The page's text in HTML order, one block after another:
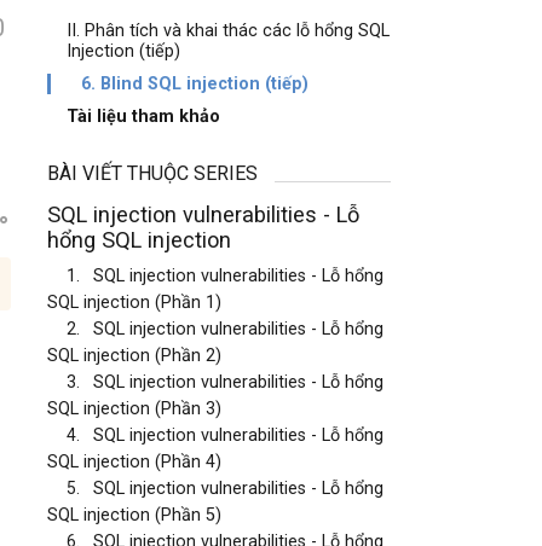
II. Phân tích và khai thác các lỗ hổng SQL
Injection (tiếp)
6. Blind SQL injection (tiếp)
Tài liệu tham khảo
BÀI VIẾT THUỘC SERIES
SQL injection vulnerabilities - Lỗ
hổng SQL injection
1.
SQL injection vulnerabilities - Lỗ hổng
SQL injection (Phần 1)
2.
SQL injection vulnerabilities - Lỗ hổng
SQL injection (Phần 2)
3.
SQL injection vulnerabilities - Lỗ hổng
SQL injection (Phần 3)
4.
SQL injection vulnerabilities - Lỗ hổng
SQL injection (Phần 4)
5.
SQL injection vulnerabilities - Lỗ hổng
SQL injection (Phần 5)
6.
SQL injection vulnerabilities - Lỗ hổng